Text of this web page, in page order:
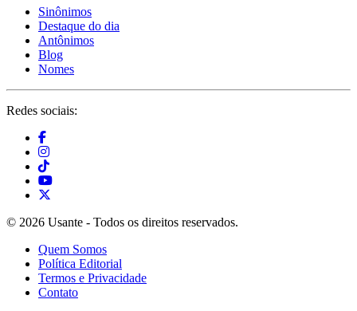
Sinônimos
Destaque do dia
Antônimos
Blog
Nomes
Redes sociais:
© 2026 Usante - Todos os direitos reservados.
Quem Somos
Política Editorial
Termos e Privacidade
Contato